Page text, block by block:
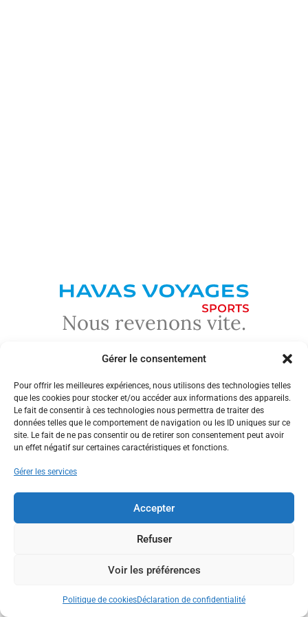
Gérer le consentement
Pour offrir les meilleures expériences, nous utilisons des technologies telles
que les cookies pour stocker et/ou accéder aux informations des appareils.
Le fait de consentir à ces technologies nous permettra de traiter des
données telles que le comportement de navigation ou les ID uniques sur ce
site. Le fait de ne pas consentir ou de retirer son consentement peut avoir
un effet négatif sur certaines caractéristiques et fonctions.
Gérer les services
Accepter
Refuser
Voir les préférences
Politique de cookiesDéclaration de confidentialité
Nous revenons vite.